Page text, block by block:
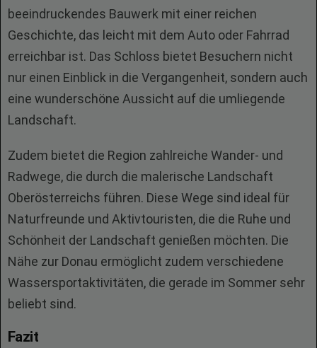
beeindruckendes Bauwerk mit einer reichen
Geschichte, das leicht mit dem Auto oder Fahrrad
erreichbar ist. Das Schloss bietet Besuchern nicht
nur einen Einblick in die Vergangenheit, sondern auch
eine wunderschöne Aussicht auf die umliegende
Landschaft.
Zudem bietet die Region zahlreiche Wander- und
Radwege, die durch die malerische Landschaft
Oberösterreichs führen. Diese Wege sind ideal für
Naturfreunde und Aktivtouristen, die die Ruhe und
Schönheit der Landschaft genießen möchten. Die
Nähe zur Donau ermöglicht zudem verschiedene
Wassersportaktivitäten, die gerade im Sommer sehr
beliebt sind.
Fazit